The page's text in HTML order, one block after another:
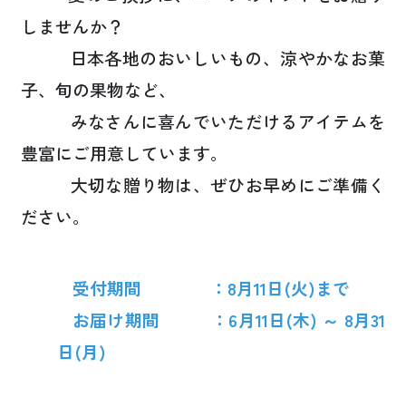
しませんか？
日本各地のおいしいもの、涼やかなお菓
子、旬の果物など、
みなさんに喜んでいただけるアイテムを
豊富にご用意しています。
大切な贈り物は、ぜひお早めにご準備く
ださい。
受付期間 ：8月11日(火)まで
お届け期間 ：6月11日(木) ～ 8月31
日(月)